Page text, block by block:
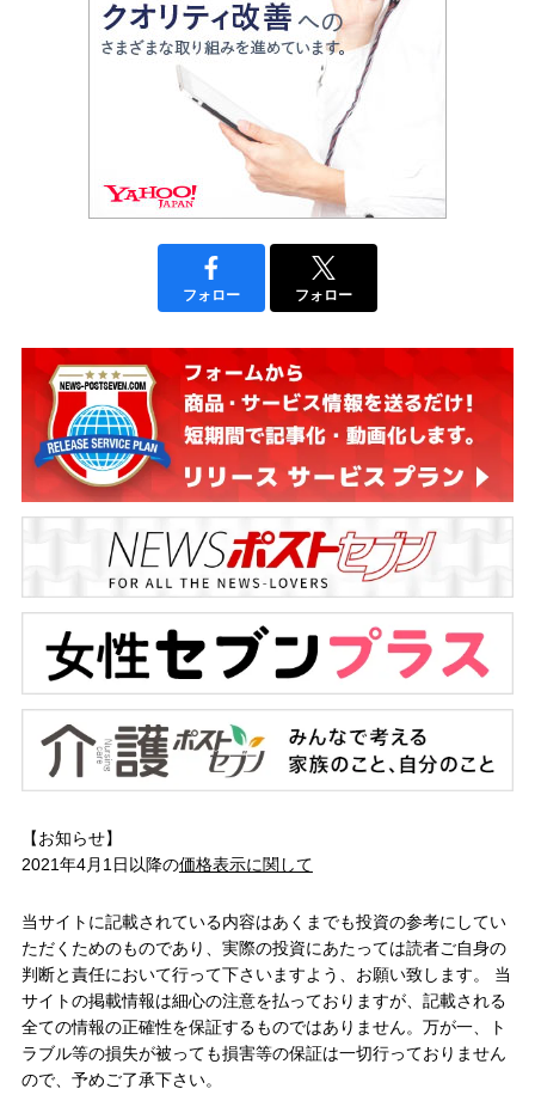
フォロー フォロー
【お知らせ】
2021年4月1日以降の価格表示に関して
当サイトに記載されている内容はあくまでも投資の参考にしてい
ただくためのものであり、実際の投資にあたっては読者ご自身の
判断と責任において行って下さいますよう、お願い致します。 当
サイトの掲載情報は細心の注意を払っておりますが、記載される
全ての情報の正確性を保証するものではありません。万が一、ト
ラブル等の損失が被っても損害等の保証は一切行っておりません
ので、予めご了承下さい。